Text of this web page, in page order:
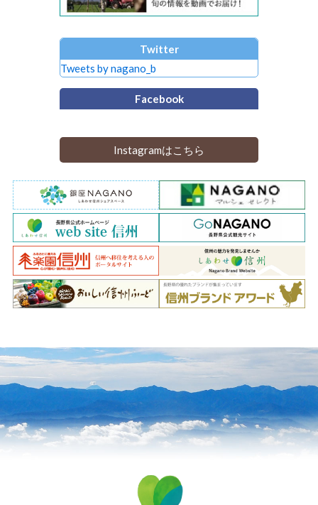
Twitter
Tweets by nagano_b
Facebook
Instagramはこちら